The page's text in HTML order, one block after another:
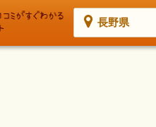
長野県